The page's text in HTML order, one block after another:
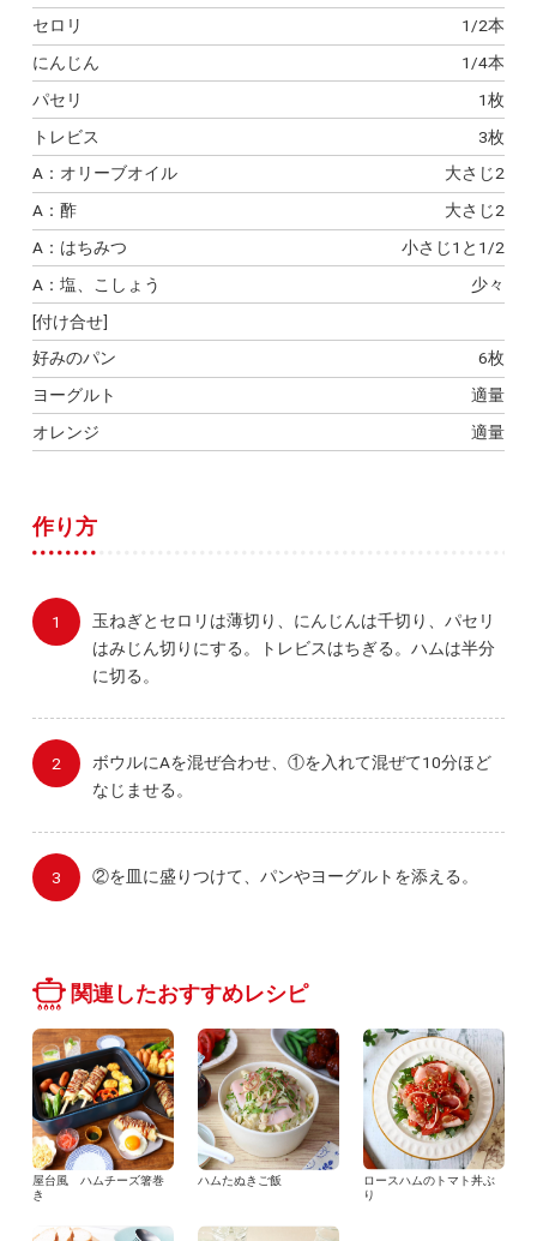
セロリ
1/2本
にんじん
1/4本
パセリ
1枚
トレビス
3枚
A：オリーブオイル
大さじ2
A：酢
大さじ2
A：はちみつ
小さじ1と1/2
A：塩、こしょう
少々
[付け合せ]
好みのパン
6枚
ヨーグルト
適量
オレンジ
適量
作り方
玉ねぎとセロリは薄切り、にんじんは千切り、パセリ
はみじん切りにする。トレビスはちぎる。ハムは半分
に切る。
ボウルにAを混ぜ合わせ、①を入れて混ぜて10分ほど
なじませる。
②を皿に盛りつけて、パンやヨーグルトを添える。
関連したおすすめレシピ
屋台風 ハムチーズ箸巻
き
ハムたぬきご飯
ロースハムのトマト丼ぶ
り